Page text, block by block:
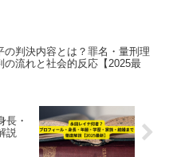
の判決内容とは？罪名・量刑理
の流れと社会的反応【2025最
長・
説